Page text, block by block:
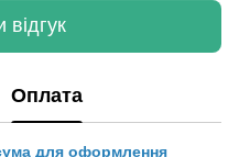
відгук
Оплата
для оформлення